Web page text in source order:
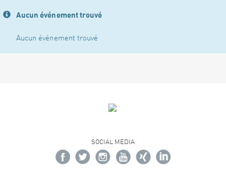
Aucun événement trouvé
Aucun événement trouvé
SOCIAL MEDIA